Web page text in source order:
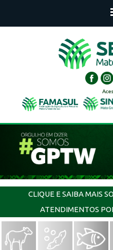
CLIQUE E SAIBA MAIS
ATENDIMENTOS